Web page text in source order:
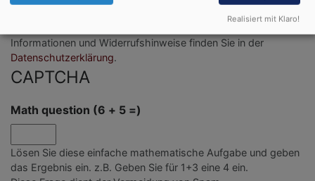
Sie erklären sich damit einverstanden, dass Ihre Daten zur
Informationen und Widerrufshinweise finden Sie in der
Datenschutzerklärung.
CAPTCHA
Math question (6 + 5 =)
Lösen Sie diese einfache mathematische Aufgabe und geben
das Ergebnis ein. z.B. Geben Sie für 1+3 eine 4 ein.
Realisiert mit Klaro!